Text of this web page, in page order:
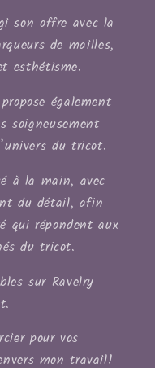
son offre avec la
de mailles,
esthétisme.
également
soigneusement
du tricot.
à la main, avec
du détail, afin
qui répondent aux
du tricot.
sur Ravelry
pour vos
mon travail!